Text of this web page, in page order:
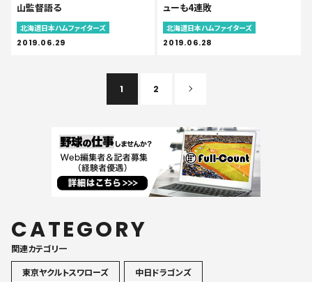
山監督語る
北海道日本ハムファイターズ
2019.06.29
ューも4連敗
北海道日本ハムファイターズ
2019.06.28
1 2
CATEGORY
関連カテゴリ一
東京ヤクルトスワローズ
中日ドラゴンズ